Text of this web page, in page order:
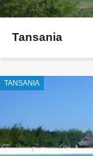
Tansania
TANSANIA